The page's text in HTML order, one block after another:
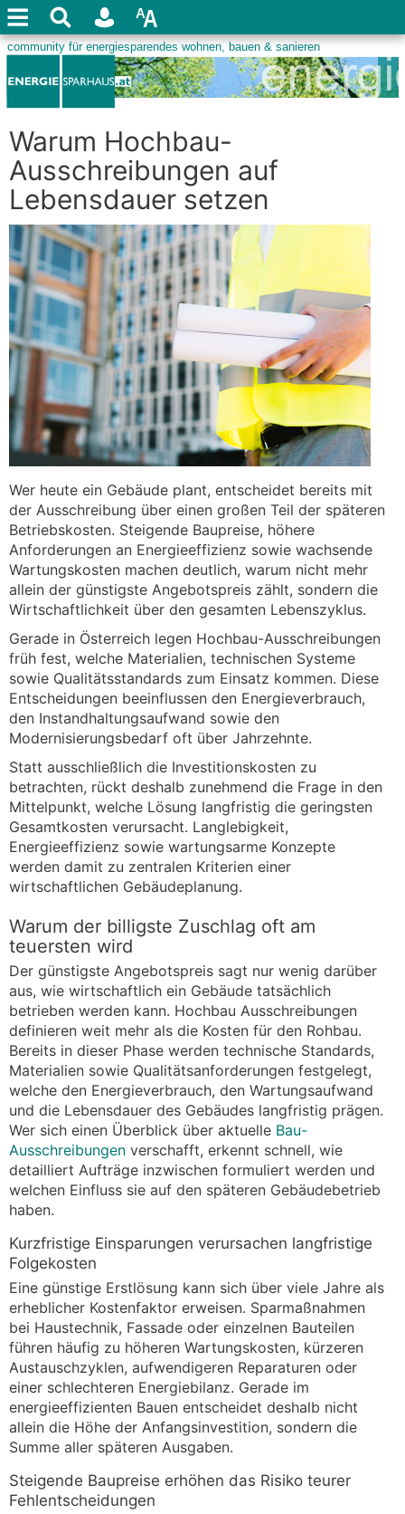
Warum Hochbau-
Ausschreibungen auf
Lebensdauer setzen
Wer heute ein Gebäude plant, entscheidet bereits mit
der Ausschreibung über einen großen Teil der späteren
Betriebskosten. Steigende Baupreise, höhere
Anforderungen an Energieeffizienz sowie wachsende
Wartungskosten machen deutlich, warum nicht mehr
allein der günstigste Angebotspreis zählt, sondern die
Wirtschaftlichkeit über den gesamten Lebenszyklus.
Gerade in Österreich legen Hochbau-Ausschreibungen
früh fest, welche Materialien, technischen Systeme
sowie Qualitätsstandards zum Einsatz kommen. Diese
Entscheidungen beeinflussen den Energieverbrauch,
den Instandhaltungsaufwand sowie den
Modernisierungsbedarf oft über Jahrzehnte.
Statt ausschließlich die Investitionskosten zu
betrachten, rückt deshalb zunehmend die Frage in den
Mittelpunkt, welche Lösung langfristig die geringsten
Gesamtkosten verursacht. Langlebigkeit,
Energieeffizienz sowie wartungsarme Konzepte
werden damit zu zentralen Kriterien einer
wirtschaftlichen Gebäudeplanung.
Warum der billigste Zuschlag oft am
teuersten wird
Der günstigste Angebotspreis sagt nur wenig darüber
aus, wie wirtschaftlich ein Gebäude tatsächlich
betrieben werden kann. Hochbau Ausschreibungen
definieren weit mehr als die Kosten für den Rohbau.
Bereits in dieser Phase werden technische Standards,
Materialien sowie Qualitätsanforderungen festgelegt,
welche den Energieverbrauch, den Wartungsaufwand
und die Lebensdauer des Gebäudes langfristig prägen.
Wer sich einen Überblick über aktuelle Bau-
Ausschreibungen verschafft, erkennt schnell, wie
detailliert Aufträge inzwischen formuliert werden und
welchen Einfluss sie auf den späteren Gebäudebetrieb
haben.
Kurzfristige Einsparungen verursachen langfristige
Folgekosten
Eine günstige Erstlösung kann sich über viele Jahre als
erheblicher Kostenfaktor erweisen. Sparmaßnahmen
bei Haustechnik, Fassade oder einzelnen Bauteilen
führen häufig zu höheren Wartungskosten, kürzeren
Austauschzyklen, aufwendigeren Reparaturen oder
einer schlechteren Energiebilanz. Gerade im
energieeffizienten Bauen entscheidet deshalb nicht
allein die Höhe der Anfangsinvestition, sondern die
Summe aller späteren Ausgaben.
Steigende Baupreise erhöhen das Risiko teurer
Fehlentscheidungen